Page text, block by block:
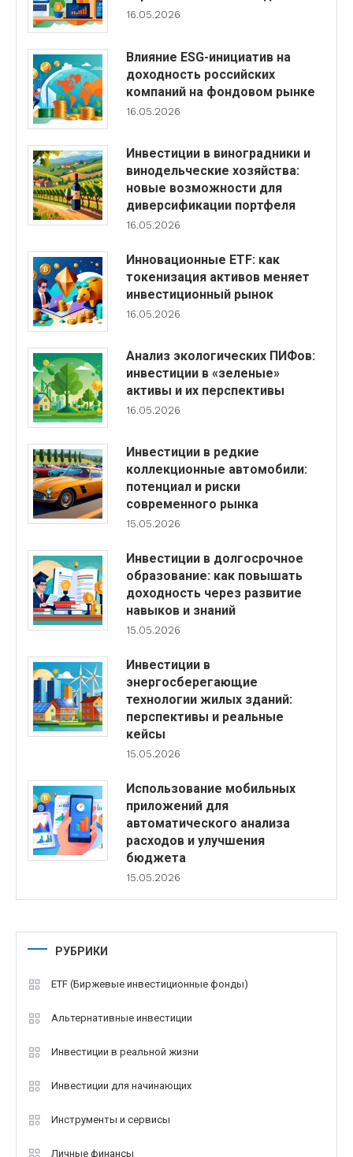
16.05.2026
Влияние ESG-инициатив на
доходность российских
компаний на фондовом рынке
16.05.2026
Инвестиции в виноградники и
винодельческие хозяйства:
новые возможности для
диверсификации портфеля
16.05.2026
Инновационные ETF: как
токенизация активов меняет
инвестиционный рынок
16.05.2026
Анализ экологических ПИФов:
инвестиции в «зеленые»
активы и их перспективы
16.05.2026
Инвестиции в редкие
коллекционные автомобили:
потенциал и риски
современного рынка
15.05.2026
Инвестиции в долгосрочное
образование: как повышать
доходность через развитие
навыков и знаний
15.05.2026
Инвестиции в
энергосберегающие
технологии жилых зданий:
перспективы и реальные
кейсы
15.05.2026
Использование мобильных
приложений для
автоматического анализа
расходов и улучшения
бюджета
15.05.2026
РУБРИКИ
ETF (Биржевые инвестиционные фонды)
Альтернативные инвестиции
Инвестиции в реальной жизни
Инвестиции для начинающих
Инструменты и сервисы
Личные финансы